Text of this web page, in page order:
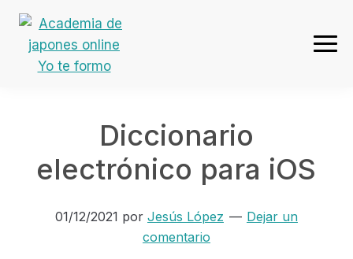
navegación
principal
contenido
principal
Academia
formo
Diccionario
electrónico para iOS
01/12/2021 por Jesús López
Dejar un
comentario